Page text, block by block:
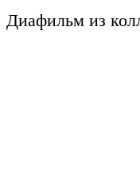
Диафильм из